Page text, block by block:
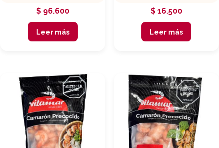
$96.600
Leer más
$16.500
Leer más